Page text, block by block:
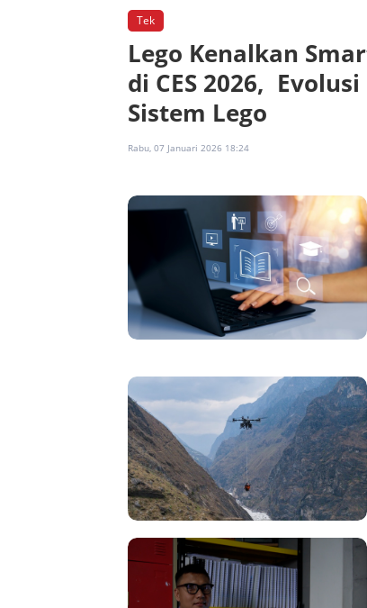
Tek
Lego Kenalkan
di CES 2026,
Sistem Lego
Rabu, 07 Januari 2026 18:24